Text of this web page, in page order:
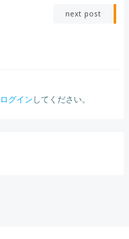
next post
ログインしてください。